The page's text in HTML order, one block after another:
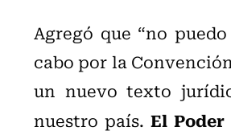
Agregó que “no
cabo por la
un nuevo texto
nuestro país. El